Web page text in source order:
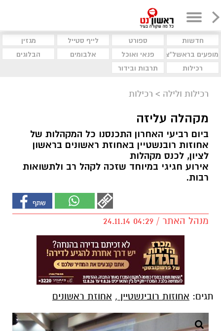
חדשות ספורט לייף סטייל
מגזין
מופעים בראשל"צ
פנאי ואוכל אלבומים
הבלוגים
רכילות
תרבות ובידור
רכילות ולילה > רכילות
מקהלה עליזה
ביום רביעי האחרון התכנסנו כל המקהלות של
אחוזות רובנשטיין באחוזת ראשונים בראשון
לציון, לכנס מקהלות
אירוע חגיגי במיוחד שזכה לקהל רב ולתשואות
רבות.
מנהל האתר / 04:29 24.11.14
תגים: אחוזות רובינשטיין , אחוזת ראשונים